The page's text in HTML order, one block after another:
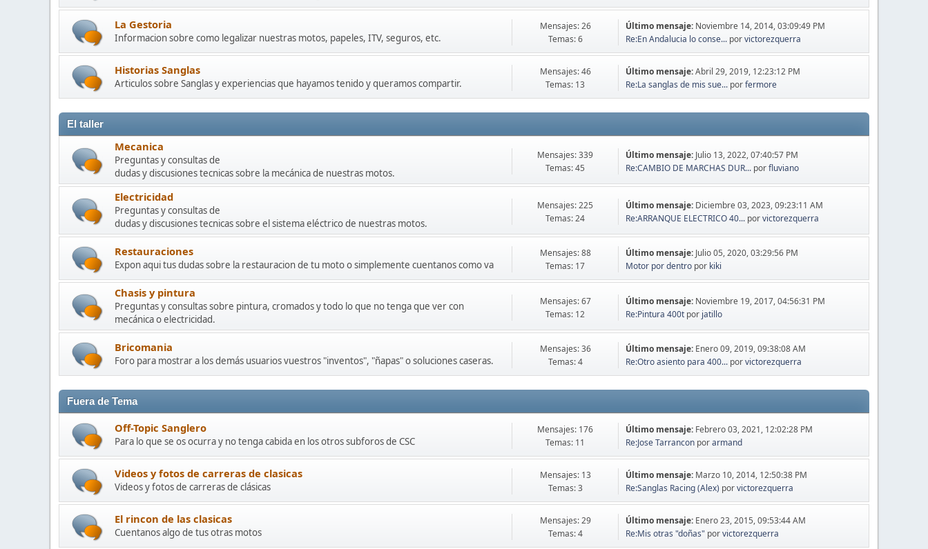
La Gestoria
Informacion sobre como legalizar nuestras motos, papeles, ITV, seguros, etc.
Mensajes: 26
Temas: 6
Último mensaje: Noviembre 14, 2014, 03:09:49 PM
Re:En Andalucia lo conse... porvictorezquerra
Historias Sanglas
Articulos sobre Sanglas y experiencias que hayamos tenido y queramos compartir.
Mensajes: 46
Temas: 13
Último mensaje:Abril 29, 2019, 12:23:12 PM
Re:La sanglas de mis sue... porfermore
El taller
Mecanica
Preguntas y consultas de
dudas y discusiones tecnicas sobre la mecánica de nuestras motos.
Mensajes: 339
Temas: 45
Último mensaje: Julio 13, 2022, 07:40:57 PM
Re:CAMBIO DE MARCHAS DUR... porfluviano
Electricidad
Preguntas y consultas de
dudas y discusiones tecnicas sobre el sistema eléctrico de nuestras motos.
Mensajes: 225
Temas: 24
Último mensaje: Diciembre 03, 2023, 09:23:11 AM
Re:ARRANQUE ELECTRICO 40... porvictorezquerra
Restauraciones
Expon aqui tus dudas sobre la restauracion de tu moto o simplemente cuentanos como va
Mensajes: 88
Temas: 17
Último mensaje: Julio 05, 2020, 03:29:56 PM
Motor por dentro por kiki
Chasis y pintura
Preguntas y consultas sobre pintura, cromados y todo lo que no tenga que ver con
mecánica o electricidad.
Mensajes: 67
Temas: 12
Último mensaje: Noviembre 19, 2017, 04:56:31 PM
Re:Pintura 400t por jatillo
Bricomania
Foro para mostrar a los demás usuarios vuestros "inventos", "ñapas" o soluciones caseras.
Mensajes: 36
Temas: 4
Último mensaje: Enero 09, 2019, 09:38:08 AM
Re:Otro asiento para 400... porvictorezquerra
Fuera de Tema
Off-Topic Sanglero
Para lo que se os ocurra y no tenga cabida en los otros subforos de CSC
Mensajes: 176
Temas: 11
Último mensaje: Febrero 03, 2021, 12:02:28 PM
Re:Jose Tarrancon porarmand
Videos y fotos de carreras de clasicas
Videos y fotos de carreras de clásicas
Mensajes: 13
Temas: 3
Último mensaje: Marzo 10, 2014, 12:50:38 PM
Re:Sanglas Racing (Alex) porvictorezquerra
El rincon de las clasicas
Cuentanos algo de tus otras motos
Mensajes: 29
Temas: 4
Último mensaje: Enero 23, 2015, 09:53:44 AM
Re:Mis otras "doñas" porvictorezquerra